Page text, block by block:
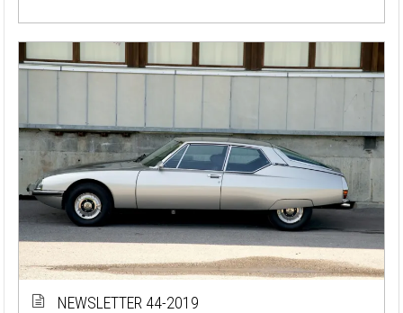
NEWSLETTER 44-2019